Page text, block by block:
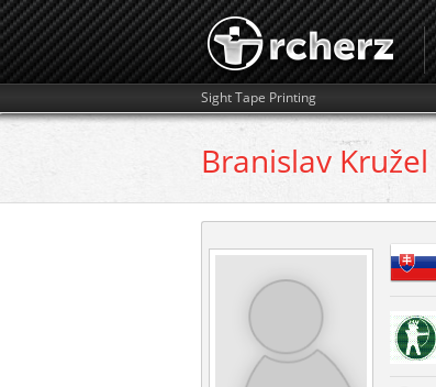
Sight Tape Printing
Branislav Kružel